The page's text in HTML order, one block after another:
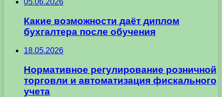
Какие возможности даёт диплом
бухгалтера после обучения
18.05.2026
Нормативное регулирование розничной
торговли и автоматизация фискального
учета